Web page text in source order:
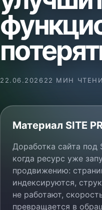
22.06.202622 МИН
Материал SITE
Доработка сайта под
когда ресурс уже
продвижению:
индексируются,
не работают,
превращается в